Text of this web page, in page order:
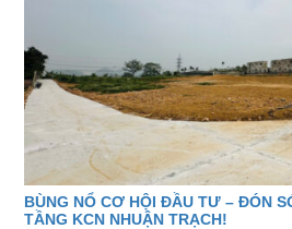
BÙNG NỔ CƠ HỘI ĐẦU TƯ – ĐÓN
TẦNG KCN NHUẬN TRẠCH!